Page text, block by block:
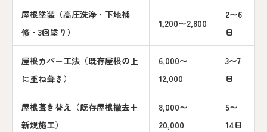
屋根塗装（高圧洗浄・下地補
修・3回塗り）
1,200〜2,800
2〜6
日
屋根カバー工法（既存屋根の上
に重ね葺き）
6,000〜
12,000
3〜7
日
屋根葺き替え（既存屋根撤去＋
新規施工）
8,000〜
20,000
5〜
14日